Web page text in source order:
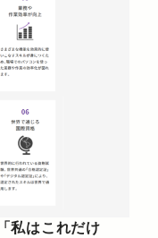
「私はこれだけ